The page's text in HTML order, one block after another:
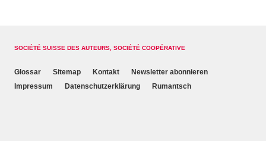
SOCIÉTÉ SUISSE DES AUTEURS, SOCIÉTÉ COOPÉRATIVE
Glossar Sitemap Kontakt
Newsletter abonnieren
Impressum
Datenschutzerklärung Rumantsch